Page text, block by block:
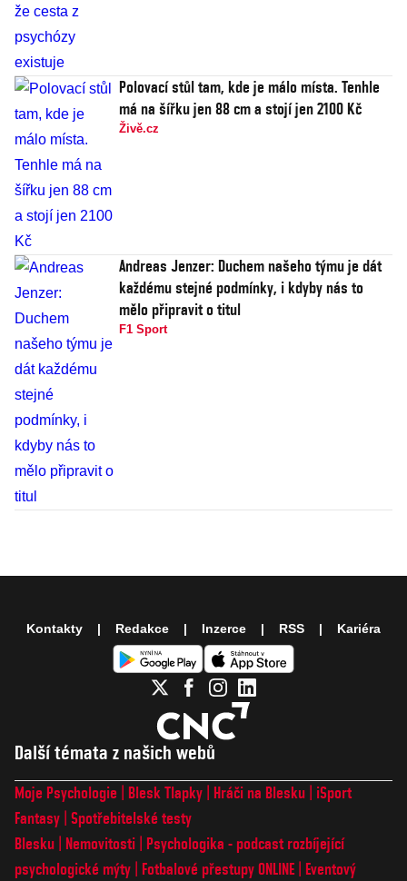
Polovací stůl tam, kde je málo místa. Tenhle
má na šířku jen 88 cm a stojí jen 2100 Kč
Živě.cz
Andreas Jenzer: Duchem našeho týmu je dát
každému stejné podmínky, i kdyby nás to
mělo připravit o titul
F1 Sport
Další témata z našich webů
Moje Psychologie Blesk Tlapky Hráči na Blesku
iSport
Fantasy Spotřebitelské testy
Blesku
Nemovitosti
Psychologika - podcast rozbíjející
psychologické mýty
Fotbalové přestupy ONLINE
Eventový
Kontakty Redakce Inzerce RSS Kariéra